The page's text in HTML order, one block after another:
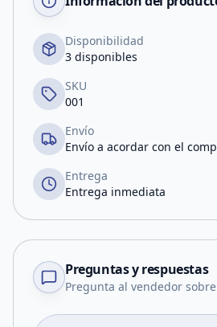
Disponibilidad
3 disponibles
SKU
001
Envío
Envío a acordar con el
Entrega
Entrega inmediata
Preguntas y respuestas
Pregunta al vendedor